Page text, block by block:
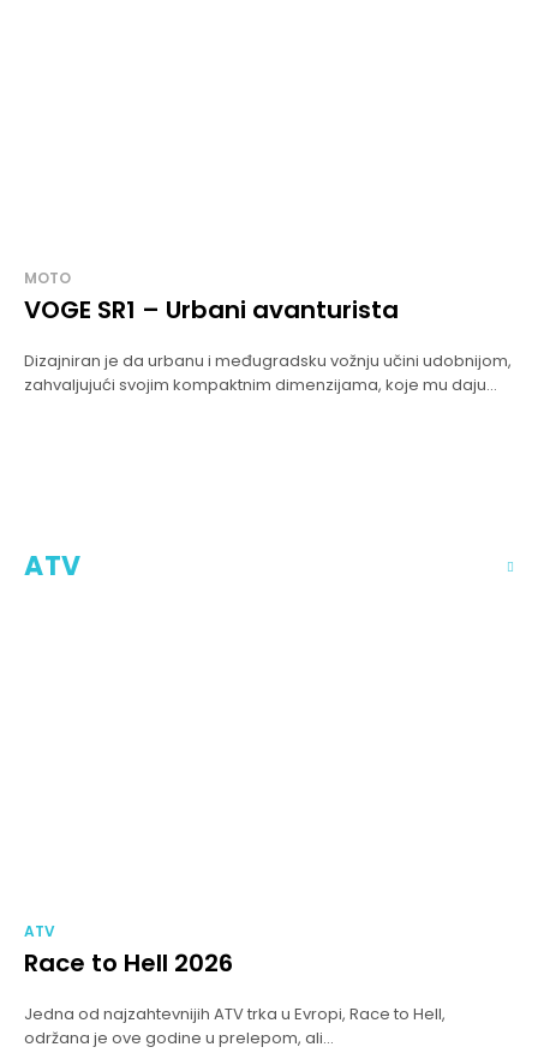
MOTO
VOGE SR1 – Urbani avanturista
Dizajniran je da urbanu i međugradsku vožnju učini udobnijom,
zahvaljujući svojim kompaktnim dimenzijama, koje mu daju...
ATV
ATV
Race to Hell 2026
Jedna od najzahtevnijih ATV trka u Evropi, Race to Hell,
održana je ove godine u prelepom, ali...